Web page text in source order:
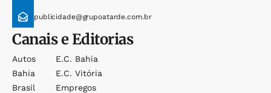
publicidade@grupoatarde.com.br
Canais e Editorias
Autos
Bahia
Brasil
E.c. Bahia
E.c. Vitória
Empregos